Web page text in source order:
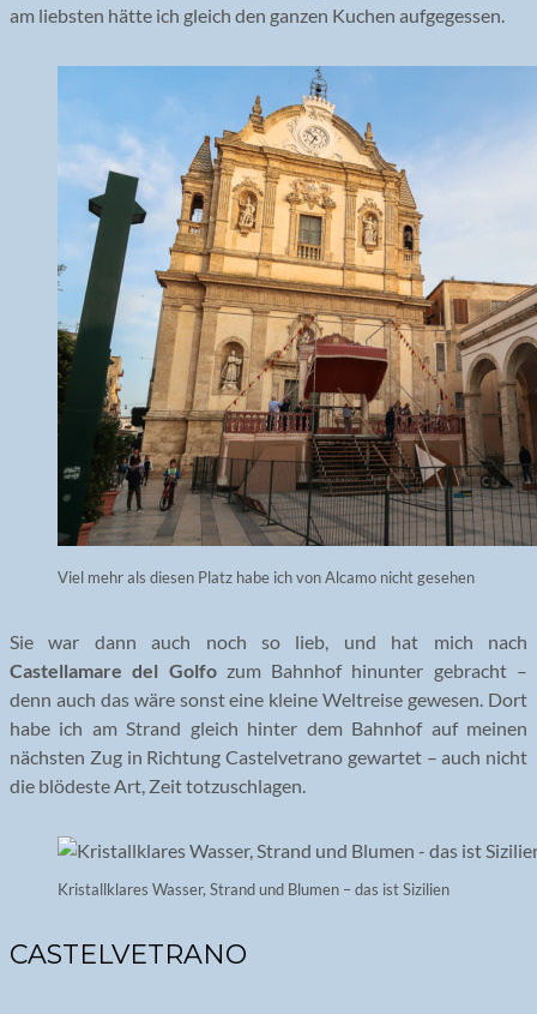
am liebsten hätte ich gleich den ganzen Kuchen aufgegessen.
Viel mehr als diesen Platz habe ich von Alcamo nicht gesehen
Sie war dann auch noch so lieb, und hat mich nach
Castellamare del Golfozum Bahnhof hinunter gebracht –
denn auch das wäre sonst eine kleine Weltreise gewesen. Dort
habe ich am Strand gleich hinter dem Bahnhof auf meinen
nächsten Zug in Richtung Castelvetrano gewartet – auch nicht
die blödeste Art, Zeit totzuschlagen.
Kristallklares Wasser, Strand und Blumen – das ist Sizilien
CASTELVETRANO